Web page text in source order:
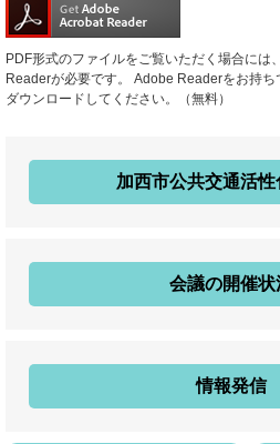
PDF形式のファイルをご覧いただく場合には
Readerが必要です。
Adobe Readerをお持ち
ダウンロードしてください。（無料）
加西市公共交通活
会議の開催状
情報発信